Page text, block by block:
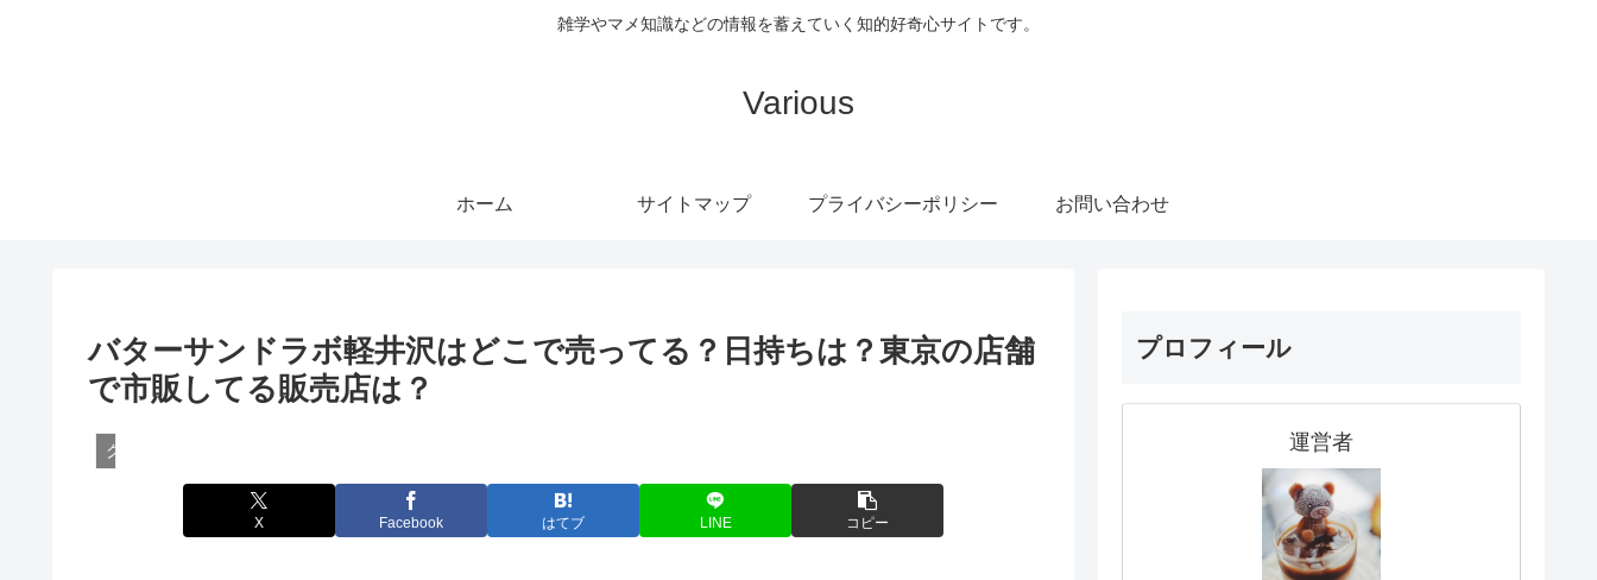
雑学やマメ知識などの情報を蓄えていく知的好奇心サイトです。
Various
ホーム サイトマップ プライバシーポリシー お問い合わせ
バターサンドラボ軽井沢はどこで売ってる？日持ちは？東京の店舗
で市販してる販売店は？
グルメ
X Facebook はてブ LINE コピー
プロフィール
運営者